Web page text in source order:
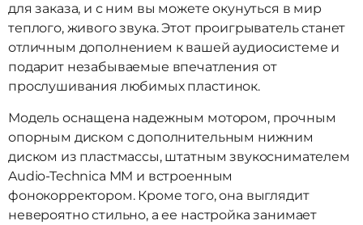
для заказа, и с ним вы можете окунуться в мир
теплого, живого звука. Этот проигрыватель станет
отличным дополнением к вашей аудиосистеме и
подарит незабываемые впечатления от
прослушивания любимых пластинок.
Модель оснащена надежным мотором, прочным
опорным диском с дополнительным нижним
диском из пластмассы, штатным звукоснимателем
Audio-Technica MM и встроенным
фонокорректором. Кроме того, она выглядит
невероятно стильно, а ее настройка занимает